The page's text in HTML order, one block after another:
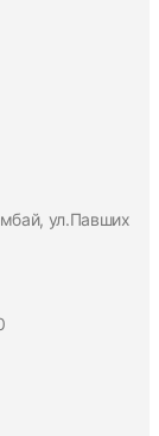
ул.Павших